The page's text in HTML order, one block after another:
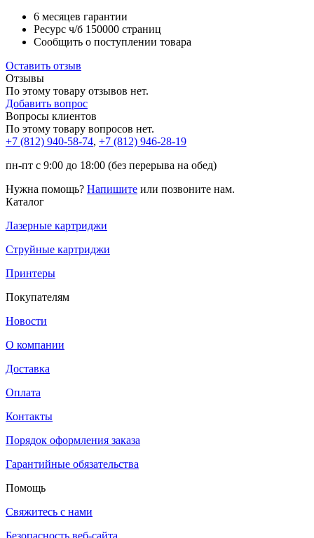
6 месяцев гарантии
Ресурс ч/б 150000 страниц
Сообщить о поступлении товара
Оставить отзыв
Отзывы
По этому товару отзывов нет.
Добавить вопрос
Вопросы клиентов
По этому товару вопросов нет.
+7 (812) 940-58-74, +7 (812) 946-28-19
пн-пт с 9:00 до 18:00 (без перерыва на обед)
Нужна помощь? Напишите или позвоните нам.
Каталог
Лазерные картриджи
Струйные картриджи
Принтеры
Покупателям
Новости
О компании
Доставка
Оплата
Контакты
Порядок оформления заказа
Гарантийные обязательства
Помощь
Свяжитесь с нами
Безопасность веб-сайта